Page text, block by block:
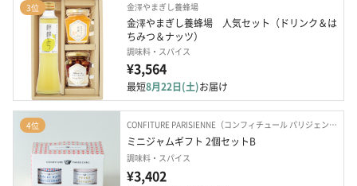
3位 金澤やまぎし養蜂場
金澤やまぎし養蜂場　人気セット（ドリンク＆は
ちみつ＆ナッツ）
調味料・スパイス
¥3,564
最短8月22日(土)お届け
4位 CONFITURE PARISIENNE（コンフィチュール パリジェンヌ）
ミニジャムギフト 2個セットB
調味料・スパイス
¥3,402